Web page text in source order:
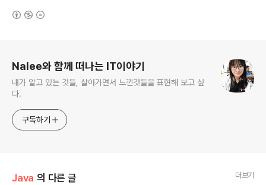
Nalee와 함께 떠나는 IT이야기
내가 알고 있는 것들, 살아가면서 느낀것들을 표현해 보고 싶
다.
구독하기
Java 의 다른 글 더보기